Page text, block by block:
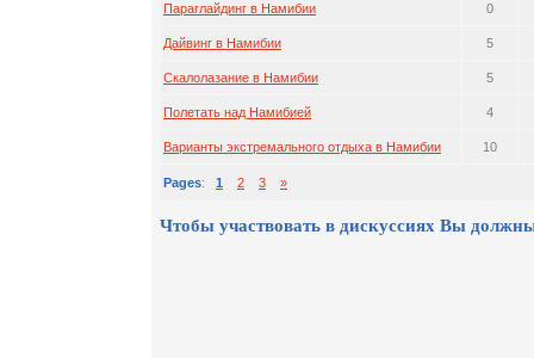
Параглайдинг в Намибии 0
Дайвинг в Намибии 5
Скалолазание в Намибии 5
Полетать над Намибией 4
Варианты экстремального отдыха в Намибии 10
Pages: 1 2 3 »
Чтобы участвовать в дискуссиях Вы